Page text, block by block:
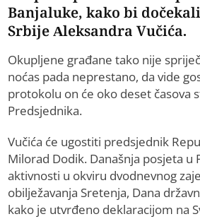
Banjaluke, kako bi
Srbije Aleksandra Vučića.
Okupljene građane tako nije
noćas pada neprestano, da vide
protokolu on će oko deset časova
Predsjednika.
Vučića će ugostiti predsjednik
Milorad Dodik. Današnja posjeta u
aktivnosti u okviru dvodnevnog
obilježavanja Sretenja, Dana
kako je utvrđeno deklaracijom na